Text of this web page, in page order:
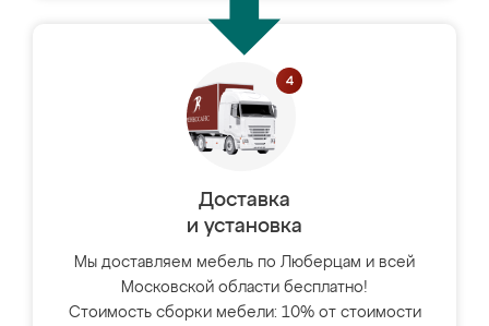
Доставка
и установка
Мы доставляем мебель по Люберцам и всей
Московской области бесплатно!
Стоимость сборки мебели: 10% от стоимости